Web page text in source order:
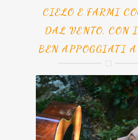
CIELO E FARMI
DAL VENTO,
BEN APPOGGIATI A